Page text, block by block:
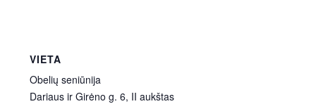
VIETA
Obelių seniūnija
Dariaus ir Girėno g. 6, II aukštas